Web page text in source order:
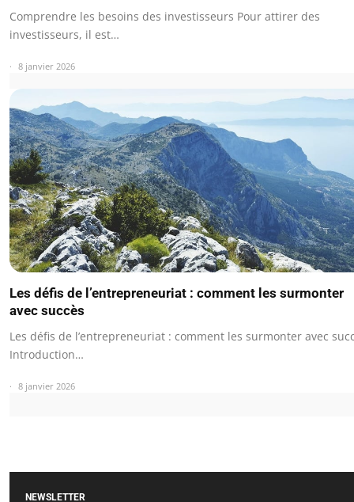
Comprendre les besoins des investisseurs Pour attirer des
investisseurs, il est…
8 janvier 2026
Les défis de l’entrepreneuriat : comment les surmonter
avec succès
Les défis de l’entrepreneuriat : comment les surmonter avec
Introduction…
8 janvier 2026
NEWSLETTER